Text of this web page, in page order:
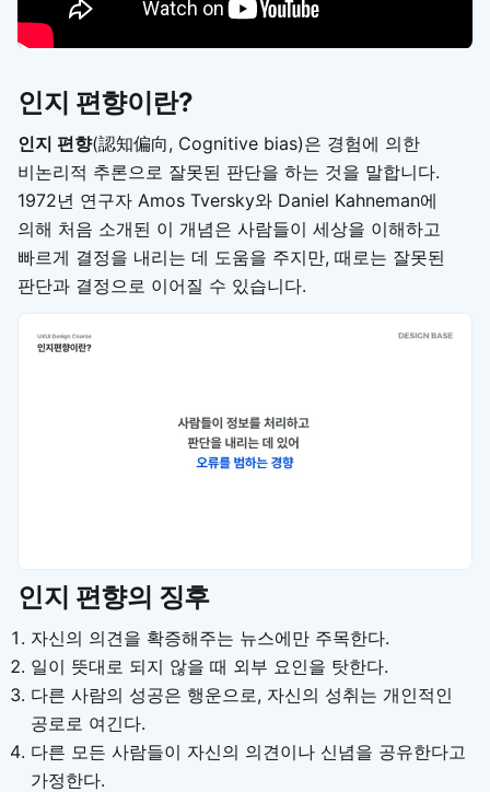
인지 편향이란?
인지 편향(認知偏向, Cognitive bias)은 경험에 의한
비논리적 추론으로 잘못된 판단을 하는 것을 말합니다.
1972년 연구자 Amos Tversky와 Daniel Kahneman에
의해 처음 소개된 이 개념은 사람들이 세상을 이해하고
빠르게 결정을 내리는 데 도움을 주지만, 때로는 잘못된
판단과 결정으로 이어질 수 있습니다.
인지 편향의 징후
자신의 의견을 확증해주는 뉴스에만 주목한다.
일이 뜻대로 되지 않을 때 외부 요인을 탓한다.
다른 사람의 성공은 행운으로, 자신의 성취는 개인적인
공로로 여긴다.
다른 모든 사람들이 자신의 의견이나 신념을 공유한다고
가정한다.